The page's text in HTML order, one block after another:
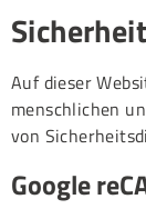
Auf dieser
menschlichen
von
Google